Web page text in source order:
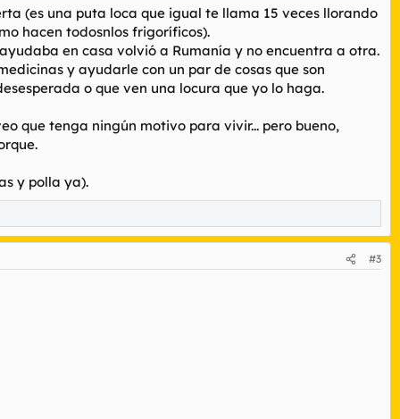
(es una puta loca que igual te llama 15 veces llorando
hacen todosnlos frigoríficos).
en casa volvió a Rumanía y no encuentra a otra.
y ayudarle con un par de cosas que son
o que ven una locura que yo lo haga.
que tenga ningún motivo para vivir... pero bueno,
y polla ya).
#3